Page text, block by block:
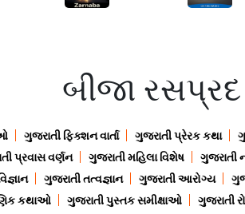
બીજા રસપ્રદ
ગુજરાતી ફિક્શન વાર્તા ગુજરાતી પ્રેરક કથા
પ્રવાસ વર્ણન ગુજરાતી મહિલા વિશેષ ગુજરાતી
ગુજરાતી તત્વજ્ઞાન ગુજરાતી આરોગ્ય
કથાઓ ગુજરાતી પુસ્તક સમીક્ષાઓ ગુજરાતી